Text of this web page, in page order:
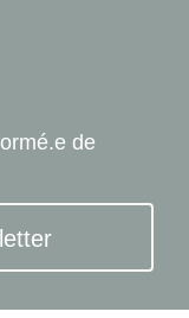
de